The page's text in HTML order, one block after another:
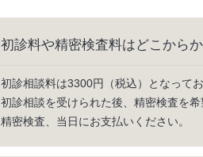
初診料や精密検査料はどこから
初診相談料は3300円（税込）となって
初診相談を受けられた後、精密検査を
精密検査、当日にお支払いください。